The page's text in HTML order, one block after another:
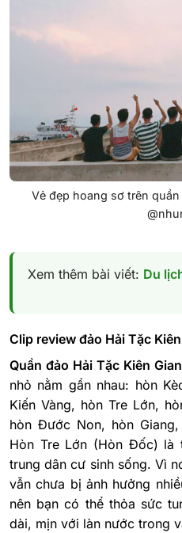
Vẻ đẹp hoang sơ trên
Xem thêm bài viết: Du
Clip review đảo Hải Tặc
Quần đảo Hải Tặc Kiên
nhỏ nằm gần nhau: hòn
Kiến Vàng, hòn Tre Lớn,
hòn Đước Non, hòn
Hòn Tre Lớn (Hòn Đốc) là
trung dân cư sinh sống. Vì
vẫn chưa bị ảnh hưởng
nên bạn có thể thỏa sức
dài, mịn với làn nước trong